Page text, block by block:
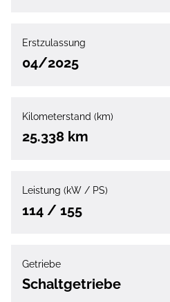
Erstzulassung
04/2025
Kilometerstand (km)
25.338 km
Leistung (kW / PS)
114 / 155
Getriebe
Schaltgetriebe